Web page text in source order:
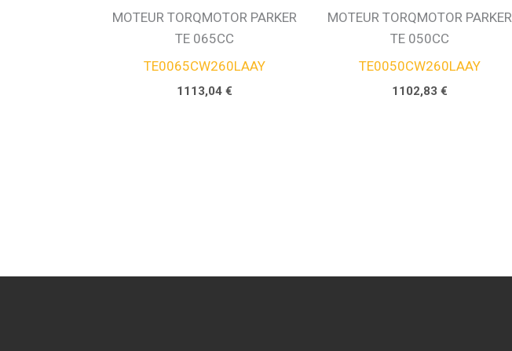
MOTEUR TORQMOTOR PARKER
TE 065CC
TE0065CW260LAAY
1113,04€
MOTEUR TORQMOTOR PARKER
TE 050CC
TE0050CW260LAAY
1102,83€